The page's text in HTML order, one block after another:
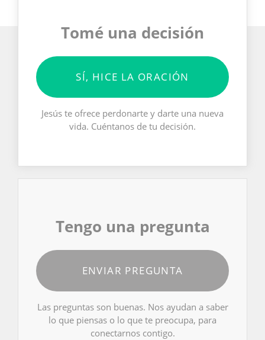
Tomé una decisión
SÍ, HICE LA ORACIÓN
Jesús te ofrece perdonarte y darte una nueva
vida. Cuéntanos de tu decisión.
Tengo una pregunta
ENVIAR PREGUNTA
Las preguntas son buenas. Nos ayudan a saber
lo que piensas o lo que te preocupa, para
conectarnos contigo.